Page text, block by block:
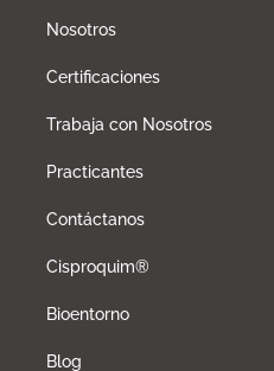
Nosotros
Certificaciones
Trabaja con Nosotros
Practicantes
Contáctanos
Cisproquim®
Bioentorno
Blog